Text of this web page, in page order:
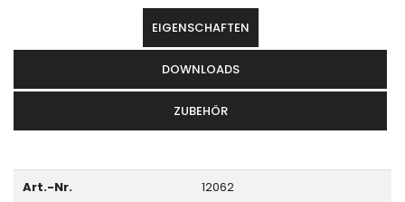
EIGENSCHAFTEN
DOWNLOADS
ZUBEHÖR
Art.-Nr.
12062